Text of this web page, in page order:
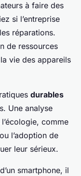
à faire des
si l’entreprise
réparations.
de ressources
vie des appareils
durables
Une analyse
comme
l’adoption de
leur sérieux.
d’un smartphone, il